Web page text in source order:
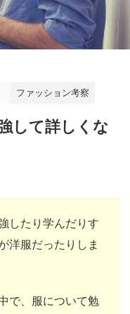
ファッション考察
して詳しくな
したり学んだりす
洋服だったりしま
で、服について勉